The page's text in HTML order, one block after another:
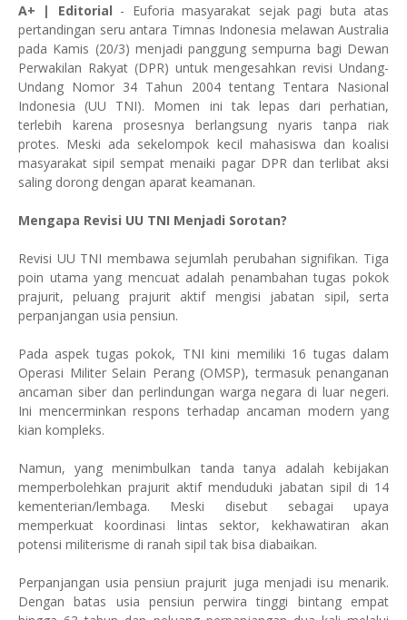
A+ | Editorial - Euforia masyarakat sejak pagi buta atas
pertandingan seru antara Timnas Indonesia melawan Australia
pada Kamis (20/3) menjadi panggung sempurna bagi Dewan
Perwakilan Rakyat (DPR) untuk mengesahkan revisi Undang-
Undang Nomor 34 Tahun 2004 tentang Tentara Nasional
Indonesia (UU TNI). Momen ini tak lepas dari perhatian,
terlebih karena prosesnya berlangsung nyaris tanpa riak
protes. Meski ada sekelompok kecil mahasiswa dan koalisi
masyarakat sipil sempat menaiki pagar DPR dan terlibat aksi
saling dorong dengan aparat keamanan.
Mengapa Revisi UU TNI Menjadi Sorotan?
Revisi UU TNI membawa sejumlah perubahan signifikan. Tiga
poin utama yang mencuat adalah penambahan tugas pokok
prajurit, peluang prajurit aktif mengisi jabatan sipil, serta
perpanjangan usia pensiun.
Pada aspek tugas pokok, TNI kini memiliki 16 tugas dalam
Operasi Militer Selain Perang (OMSP), termasuk penanganan
ancaman siber dan perlindungan warga negara di luar negeri.
Ini mencerminkan respons terhadap ancaman modern yang
kian kompleks.
Namun, yang menimbulkan tanda tanya adalah kebijakan
memperbolehkan prajurit aktif menduduki jabatan sipil di 14
kementerian/lembaga. Meski disebut sebagai upaya
memperkuat koordinasi lintas sektor, kekhawatiran akan
potensi militerisme di ranah sipil tak bisa diabaikan.
Perpanjangan usia pensiun prajurit juga menjadi isu menarik.
Dengan batas usia pensiun perwira tinggi bintang empat